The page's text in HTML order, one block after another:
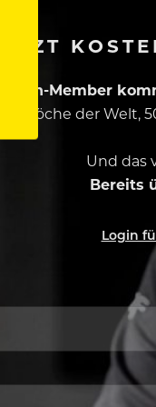
Pin-Member
Köche der
Und das
Bereits
Login